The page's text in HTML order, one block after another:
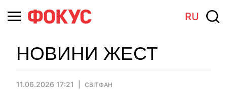
RU
НОВИНИ ЖЕСТ
11.06.2026 17:21 СВІТФАН